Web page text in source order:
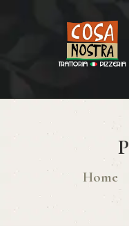
Home
HOME
COSA
MENÚ
RESERVAR
¿CÓMO
CONTACTO